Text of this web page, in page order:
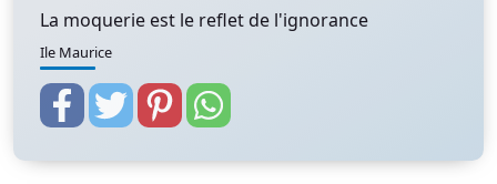
La moquerie est le reflet de l'ignorance
Ile Maurice